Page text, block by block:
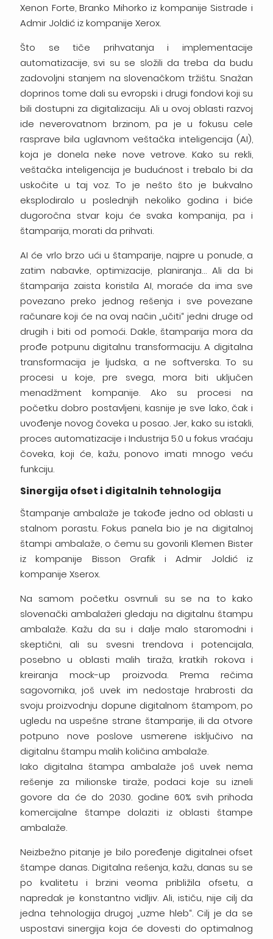
Xenon Forte, Branko Mihorko iz kompanije Sistrade i
Admir Joldić iz kompanije Xerox.
Što se tiče prihvatanja i implementacije
automatizacije, svi su se složili da treba da budu
zadovoljni stanjem na slovenačkom tržištu. Snažan
doprinos tome dali su evropski i drugi fondovi koji su
bili dostupni za digitalizaciju. Ali u ovoj oblasti razvoj
ide neverovatnom brzinom, pa je u fokusu cele
rasprave bila uglavnom veštačka inteligencija (AI),
koja je donela neke nove vetrove. Kako su rekli,
veštačka inteligencija je budućnost i trebalo bi da
uskočite u taj voz. To je nešto što je bukvalno
eksplodiralo u poslednjih nekoliko godina i biće
dugoročna stvar koju će svaka kompanija, pa i
štamparija, morati da prihvati.
AI će vrlo brzo ući u štamparije, najpre u ponude, a
zatim nabavke, optimizacije, planiranja… Ali da bi
štamparija zaista koristila AI, moraće da ima sve
povezano preko jednog rešenja i sve povezane
računare koji će na ovaj način „učiti“ jedni druge od
drugih i biti od pomoći. Dakle, štamparija mora da
prođe potpunu digitalnu transformaciju. A digitalna
transformacija je ljudska, a ne softverska. To su
procesi u koje, pre svega, mora biti uključen
menadžment kompanije. Ako su procesi na
početku dobro postavljeni, kasnije je sve lako, čak i
uvođenje novog čoveka u posao. Jer, kako su istakli,
proces automatizacije i Industrija 5.0 u fokus vraćaju
čoveka, koji će, kažu, ponovo imati mnogo veću
funkciju.
Sinergija ofset i digitalnih tehnologija
Štampanje ambalaže je takođe jedno od oblasti u
stalnom porastu. Fokus panela bio je na digitalnoj
štampi ambalaže, o čemu su govorili Klemen Bister
iz kompanije Bisson Grafik i Admir Joldić iz
kompanije Xserox.
Na samom početku osvrnuli su se na to kako
slovenački ambalažeri gledaju na digitalnu štampu
ambalaže. Kažu da su i dalje malo staromodni i
skeptični, ali su svesni trendova i potencijala,
posebno u oblasti malih tiraža, kratkih rokova i
kreiranja mock-up proizvoda. Prema rečima
sagovornika, još uvek im nedostaje hrabrosti da
svoju proizvodnju dopune digitalnom štampom, po
ugledu na uspešne strane štamparije, ili da otvore
potpuno nove poslove usmerene isključivo na
digitalnu štampu malih količina ambalaže.
Iako digitalna štampa ambalaže još uvek nema
rešenje za milionske tiraže, podaci koje su izneli
govore da će do 2030. godine 60% svih prihoda
komercijalne štampe dolaziti iz oblasti štampe
ambalaže.
Neizbežno pitanje je bilo poređenje digitalnei ofset
štampe danas. Digitalna rešenja, kažu, danas su se
po kvalitetu i brzini veoma približila ofsetu, a
napredak je konstantno vidljiv. Ali, ističu, nije cilj da
jedna tehnologija drugoj „uzme hleb“. Cilj je da se
uspostavi sinergija koja će dovesti do optimalnog